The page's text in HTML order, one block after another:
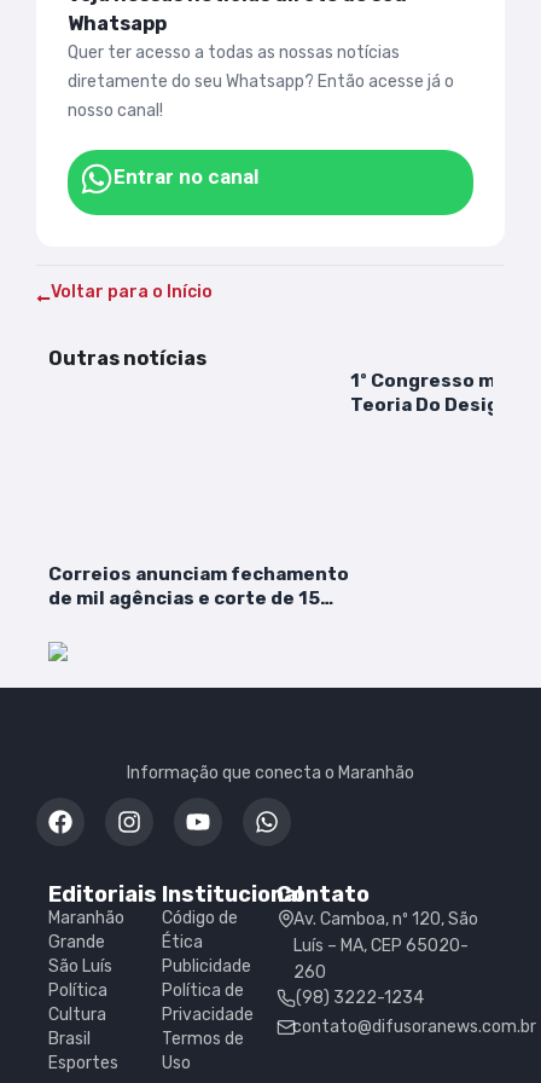
Whatsapp
Quer ter acesso a todas as nossas notícias
diretamente do seu Whatsapp? Então acesse já o
nosso canal!
Entrar no canal
Voltar para o Início
Outras notícias
Correios anunciam fechamento
de mil agências e corte de 15
déficit
1º Congresso
Teoria Do Design
Informação que conecta o Maranhão
Editoriais
Maranhão
Grande
São Luís
Política
Cultura
Brasil
Esportes
Institucional
Código de
Ética
Publicidade
Política de
Privacidade
Termos de
Uso
Contato
Av. Camboa, nº 120, São
Luís – MA, CEP 65020-
260
(98) 3222-1234
contato@difusoranews.com.br